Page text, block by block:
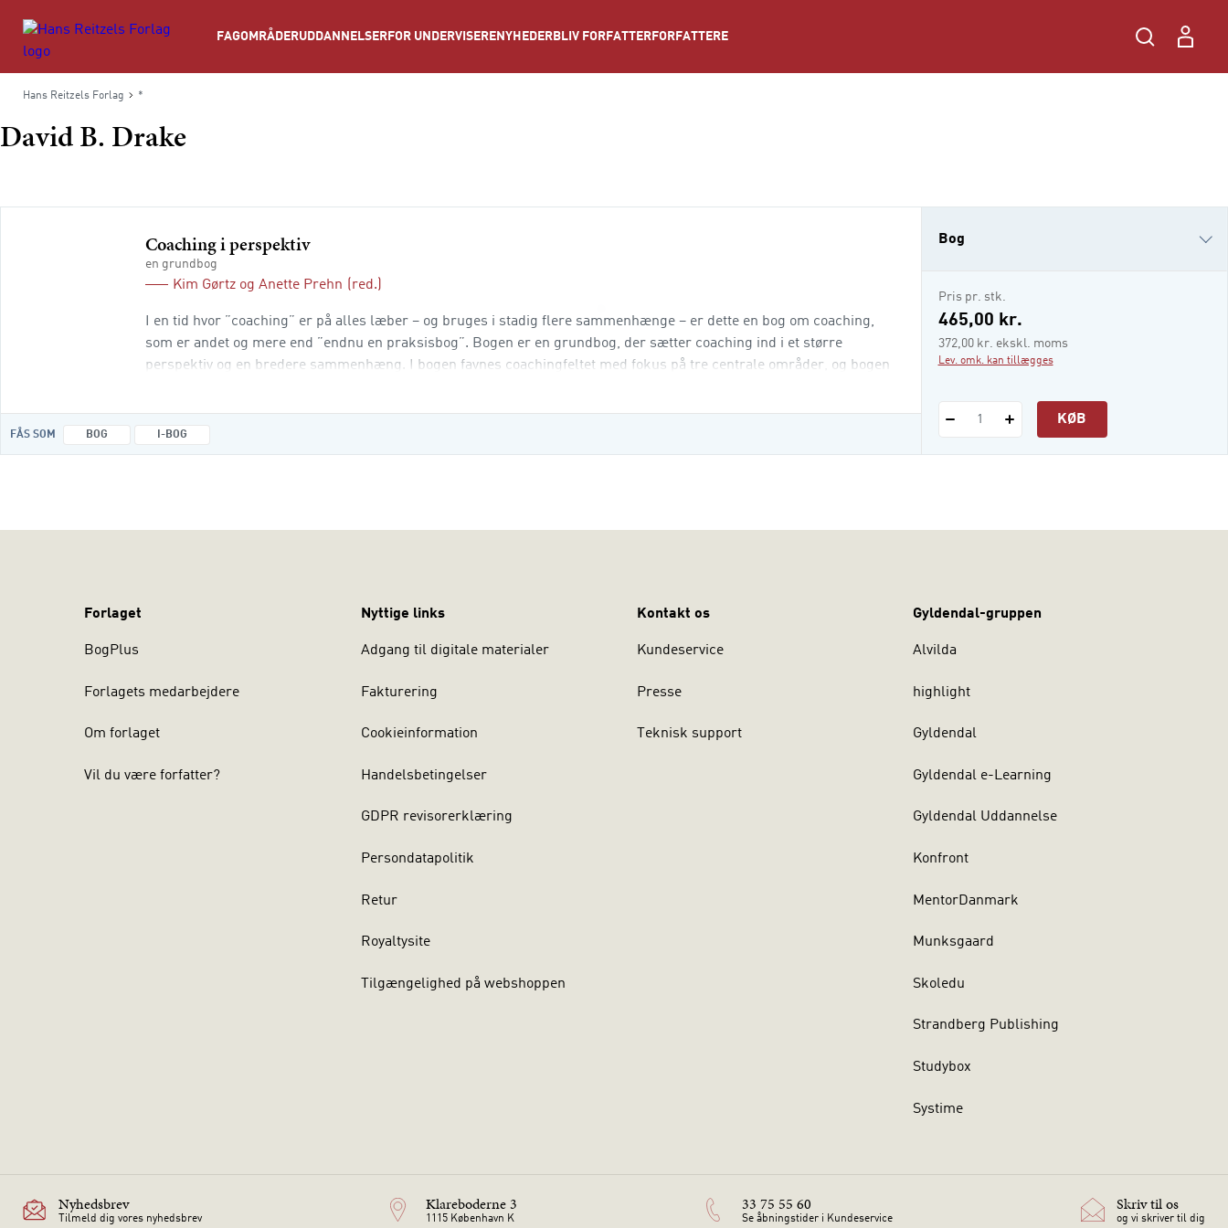
FAGOMRÅDERUDDANNELSER FOR UNDERVISERE NYHEDER BLIV FORFATTER FORFATTERE
Hans Reitzels Forlag *
David B. Drake
Coaching i perspektiv
en grundbog
Kim Gørtz og Anette Prehn (red.)
I en tid hvor ”coaching” er på alles læber – og bruges i stadig flere sammenhænge – er dette en bog om coaching,
som er andet og mere end ”endnu en praksisbog”. Bogen er en grundbog, der sætter coaching ind i et større
perspektiv og en bredere sammenhæng. I bogen favnes coachingfeltet med fokus på tre centrale områder, og bogen
FÅS SOM BOG I-BOG
Bog
i-bog
Pris pr. stk.
465,00 kr.
372,00 kr. ekskl. moms
Lev. omk. kan tillægges
1 KØB
Forlaget
BogPlus
Forlagets medarbejdere
Om forlaget
Vil du være forfatter?
Nyttige links
Adgang til digitale materialer
Fakturering
Cookieinformation
Handelsbetingelser
GDPR revisorerklæring
Persondatapolitik
Retur
Royaltysite
Tilgængelighed på webshoppen
Kontakt os
Kundeservice
Presse
Teknisk support
Gyldendal-gruppen
Alvilda
highlight
Gyldendal
Gyldendal e-Learning
Gyldendal Uddannelse
Konfront
MentorDanmark
Munksgaard
Skoledu
Strandberg Publishing
Studybox
Systime
Nyhedsbrev
Tilmeld dig vores nyhedsbrev
Klareboderne 3
1115 København K
33 75 55 60
Se åbningstider i Kundeservice
Skriv til os
og vi skriver til dig